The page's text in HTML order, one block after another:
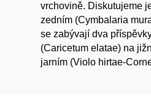
vrchovině. Diskutujeme
zedním (Cymbalaria
se zabývají dva
(Caricetum elatae) na
jarním (Violo hirtae-